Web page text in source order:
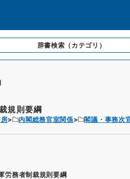
辞書検索 （カテゴリ）
規則要綱
内閣総務官室関係 閣議・事務次
労務者制裁規則要綱